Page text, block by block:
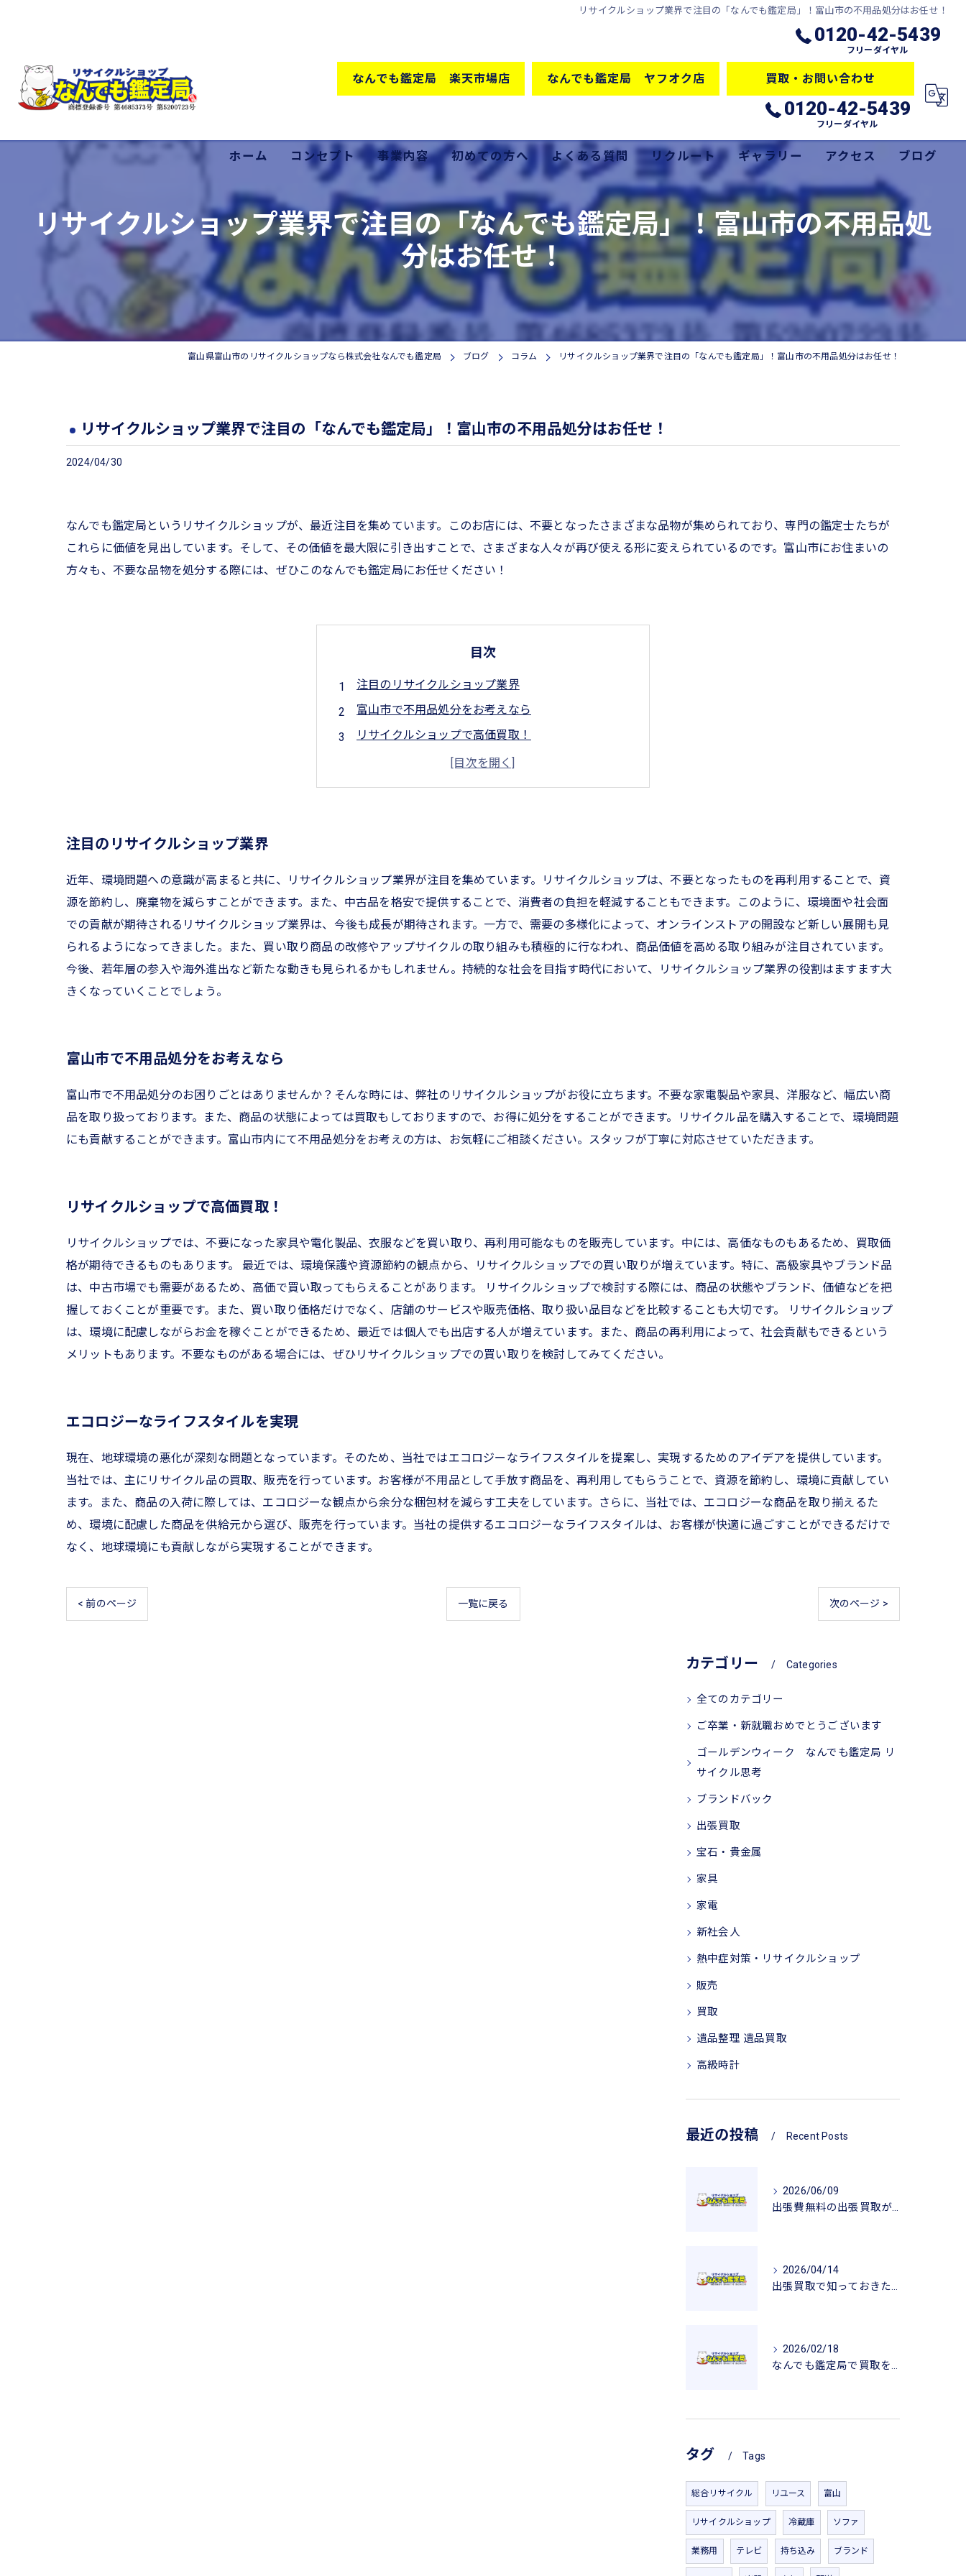
リサイクルショップ業界で注目の「なんでも鑑定局」！富山市の不用品処分はお任せ！
0120-42-5439
フリーダイヤル
なんでも鑑定局 楽天市場店 なんでも鑑定局 ヤフオク店 買取・お問い合わせ
0120-42-5439
フリーダイヤル
ホーム コンセプト
低価格の秘密
事業内容
買取
販売
出張買取
家具
初めての方へ よくある質問 リクルート ギャラリー
サービス
アクセス ブログ
リサイクルショップ業界で注目の「なんでも鑑定局」！富山市の不用品処
分はお任せ！
富山県富山市のリサイクルショップなら株式会社なんでも鑑定局 ブログ コラム リサイクルショップ業界で注目の「なんでも鑑定局」！富山市の不用品処分はお任せ！
リサイクルショップ業界で注目の「なんでも鑑定局」！富山市の不用品処分はお任せ！
2024/04/30
なんでも鑑定局というリサイクルショップが、最近注目を集めています。このお店には、不要となったさまざまな品物が集められており、専門の鑑定士たちが
これらに価値を見出しています。そして、その価値を最大限に引き出すことで、さまざまな人々が再び使える形に変えられているのです。富山市にお住まいの
方々も、不要な品物を処分する際には、ぜひこのなんでも鑑定局にお任せください！
目次
注目のリサイクルショップ業界
富山市で不用品処分をお考えなら
リサイクルショップで高価買取！
エコロジーなライフスタイルを実現
注目のリサイクルショップ業界
近年、環境問題への意識が高まると共に、リサイクルショップ業界が注目を集めています。リサイクルショップは、不要となったものを再利用することで、資
源を節約し、廃棄物を減らすことができます。また、中古品を格安で提供することで、消費者の負担を軽減することもできます。このように、環境面や社会面
での貢献が期待されるリサイクルショップ業界は、今後も成長が期待されます。一方で、需要の多様化によって、オンラインストアの開設など新しい展開も見
られるようになってきました。また、買い取り商品の改修やアップサイクルの取り組みも積極的に行なわれ、商品価値を高める取り組みが注目されています。
今後、若年層の参入や海外進出など新たな動きも見られるかもしれません。持続的な社会を目指す時代において、リサイクルショップ業界の役割はますます大
きくなっていくことでしょう。
富山市で不用品処分をお考えなら
富山市で不用品処分のお困りごとはありませんか？そんな時には、弊社のリサイクルショップがお役に立ちます。不要な家電製品や家具、洋服など、幅広い商
品を取り扱っております。また、商品の状態によっては買取もしておりますので、お得に処分をすることができます。リサイクル品を購入することで、環境問題
にも貢献することができます。富山市内にて不用品処分をお考えの方は、お気軽にご相談ください。スタッフが丁寧に対応させていただきます。
リサイクルショップで高価買取！
リサイクルショップでは、不要になった家具や電化製品、衣服などを買い取り、再利用可能なものを販売しています。中には、高価なものもあるため、買取価
格が期待できるものもあります。 最近では、環境保護や資源節約の観点から、リサイクルショップでの買い取りが増えています。特に、高級家具やブランド品
は、中古市場でも需要があるため、高価で買い取ってもらえることがあります。 リサイクルショップで検討する際には、商品の状態やブランド、価値などを把
握しておくことが重要です。また、買い取り価格だけでなく、店舗のサービスや販売価格、取り扱い品目などを比較することも大切です。 リサイクルショップ
は、環境に配慮しながらお金を稼ぐことができるため、最近では個人でも出店する人が増えています。また、商品の再利用によって、社会貢献もできるという
メリットもあります。不要なものがある場合には、ぜひリサイクルショップでの買い取りを検討してみてください。
エコロジーなライフスタイルを実現
現在、地球環境の悪化が深刻な問題となっています。そのため、当社ではエコロジーなライフスタイルを提案し、実現するためのアイデアを提供しています。
当社では、主にリサイクル品の買取、販売を行っています。お客様が不用品として手放す商品を、再利用してもらうことで、資源を節約し、環境に貢献してい
ます。また、商品の入荷に際しては、エコロジーな観点から余分な梱包材を減らす工夫をしています。さらに、当社では、エコロジーな商品を取り揃えるた
め、環境に配慮した商品を供給元から選び、販売を行っています。当社の提供するエコロジーなライフスタイルは、お客様が快適に過ごすことができるだけで
なく、地球環境にも貢献しながら実現することができます。
< 前のページ 一覧に戻る 次のページ >
カテゴリー Categories
全てのカテゴリー
ご卒業・新就職おめでとうございます
ゴールデンウィーク なんでも鑑定局 リ
サイクル思考
ブランドバック
出張買取
宝石・貴金属
家具
家電
新社会人
熱中症対策・リサイクルショップ
販売
買取
遺品整理 遺品買取
高級時計
最近の投稿 Recent Posts
2026/06/09
出張費無料の出張買取が広げるリサイクルの魅力
2026/04/14
出張買取で知っておきたい査定のポイントと安心感
2026/02/18
なんでも鑑定局で買取を活用した一人暮らし用品の新生活応援ガイド
タグ Tags
総合リサイクル リユース 富山
リサイクルショップ 冷蔵庫 ソファ
業務用 テレビ 持ち込み ブランド